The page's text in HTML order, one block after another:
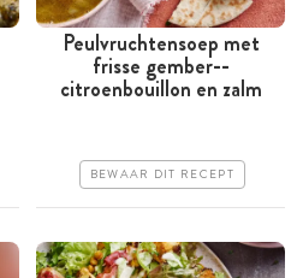
Tussen 30 minuten en 1
uur
Peulvruchtensoep met
frisse gember-­
citroenbouillon en zalm
BEWAAR DIT RECEPT